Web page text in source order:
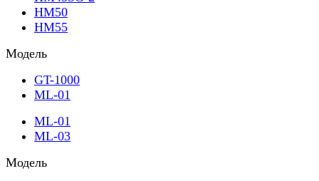
HM50
HM55
Модель
GT-1000
ML-01
ML-01
ML-03
Модель